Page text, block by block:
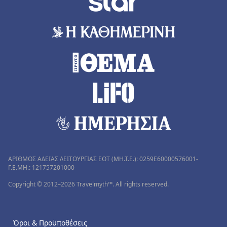
ΑΡΙΘΜΟΣ ΑΔΕΙΑΣ ΛΕΙΤΟΥΡΓΙΑΣ ΕΟΤ (MH.T.E.): 0259Ε60000576001-
Γ.Ε.ΜΗ.: 121757201000
Copyright © 2012–2026 Travelmyth™. All rights reserved.
Όροι & Προϋποθέσεις